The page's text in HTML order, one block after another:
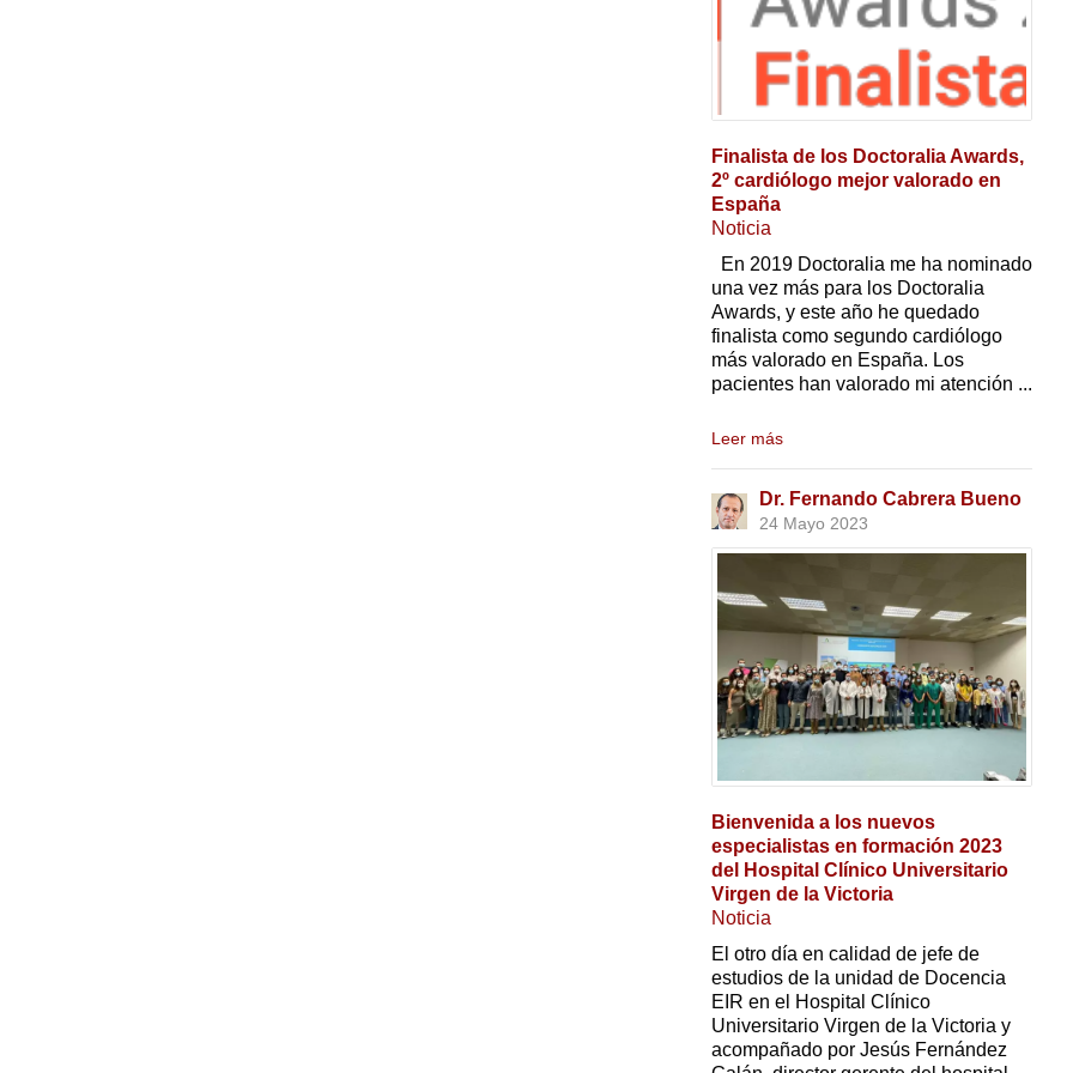
Finalista de los Doctoralia Awards,
2º cardiólogo mejor valorado en
España
Noticia
En 2019 Doctoralia me ha nominado
una vez más para los Doctoralia
Awards, y este año he quedado
finalista como segundo cardiólogo
más valorado en España. Los
pacientes han valorado mi atención ...
Leer más
Dr. Fernando Cabrera Bueno
24 Mayo 2023
Bienvenida a los nuevos
especialistas en formación 2023
del Hospital Clínico Universitario
Virgen de la Victoria
Noticia
El otro día en calidad de jefe de
estudios de la unidad de Docencia
EIR en el Hospital Clínico
Universitario Virgen de la Victoria y
acompañado por Jesús Fernández